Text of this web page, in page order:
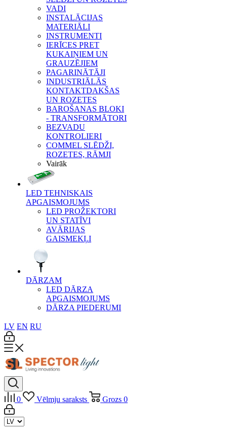
VADI
INSTALĀCIJAS
MATERIĀLI
INSTRUMENTI
IERĪCES PRET
KUKAIŅIEM UN
GRAUZĒJIEM
PAGARINĀTĀJI
INDUSTRIĀLĀS
KONTAKTDAKŠAS
UN ROZETES
BAROŠANAS BLOKI
- TRANSFORMĀTORI
BEZVADU
KONTROLIERI
COMMEL SLĒDŽI,
ROZETES, RĀMJI
Vairāk
LED TEHNISKAIS
APGAISMOJUMS
LED PROŽEKTORI
UN STATĪVI
AVĀRIJAS
GAISMEKĻI
DĀRZAM
LED DĀRZA
APGAISMOJUMS
DĀRZA PIEDERUMI
LV EN RU
0 Vēlmju saraksts Grozs 0